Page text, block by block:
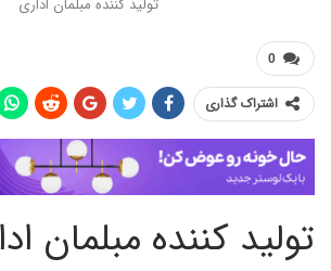
تولید کننده مبلمان اداری
گذاری
کننده مبلمان اداری